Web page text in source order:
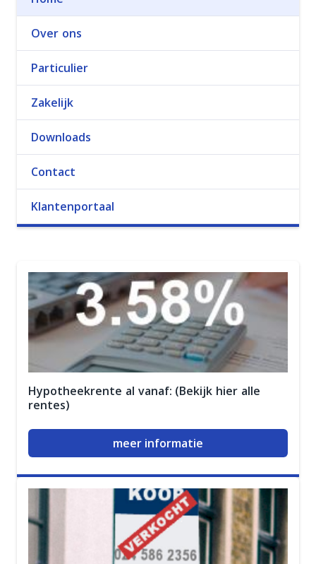
Over ons
Particulier
Zakelijk
Downloads
Contact
Klantenportaal
Hypotheekrente al vanaf: (Bekijk hier alle
rentes)
meer informatie